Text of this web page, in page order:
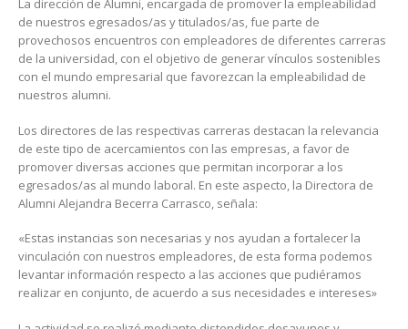
La dirección de Alumni, encargada de promover la empleabilidad
de nuestros egresados/as y titulados/as, fue parte de
provechosos encuentros con empleadores de diferentes carreras
de la universidad, con el objetivo de generar vínculos sostenibles
con el mundo empresarial que favorezcan la empleabilidad de
nuestros alumni.
Los directores de las respectivas carreras destacan la relevancia
de este tipo de acercamientos con las empresas, a favor de
promover diversas acciones que permitan incorporar a los
egresados/as al mundo laboral. En este aspecto, la Directora de
Alumni Alejandra Becerra Carrasco, señala:
«Estas instancias son necesarias y nos ayudan a fortalecer la
vinculación con nuestros empleadores, de esta forma podemos
levantar información respecto a las acciones que pudiéramos
realizar en conjunto, de acuerdo a sus necesidades e intereses»